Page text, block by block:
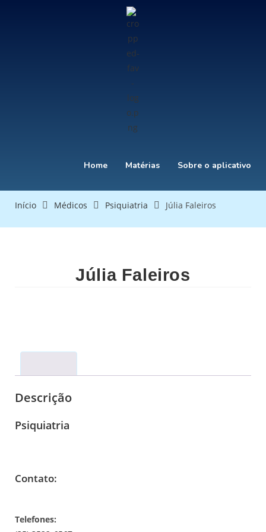
Home Matérias Sobre o aplicativo
Início Médicos Psiquiatria Júlia Faleiros
Júlia Faleiros
Descrição
Psiquiatria
Contato:
Telefones: